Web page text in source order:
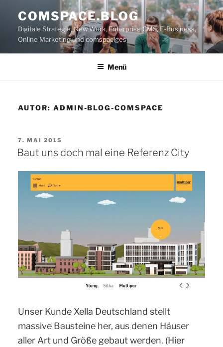
Inhalt
springen
COMSPACE.BLOG
Digitale Strategie, New Work, Enterprise CMS, E-Business,
Online Marketing und comspaciges
Menü
AUTOR: ADMIN-BLOG-COMSPACE
VERÖFFENTLICHT
AM
7. MAI 2015
Baut uns doch mal eine Referenz City
Unser Kunde Xella Deutschland stellt
massive Bausteine her, aus denen Häuser
aller Art und Größe gebaut werden. (Hier